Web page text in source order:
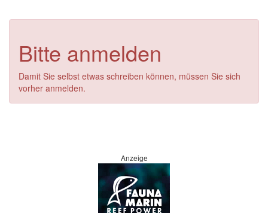
Bitte anmelden
Damit Sie selbst etwas schreiben können, müssen Sie sich
vorher anmelden.
Anzeige